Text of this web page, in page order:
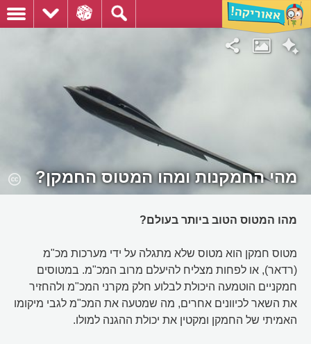
מהי החמקנות ומהו המטוס החמקן?
מהו המטוס הטוב ביותר בעולם?
מטוס חמקן הוא מטוס שלא מתגלה על ידי מערכות מכ"מ
(רדאר), או לפחות מצליח להיעלם מרוב המכ"מ. במטוסים
חמקניים הוטמעה היכולת לבלוע חלק מקרני המכ"מ ולהחזיר
את השאר לכיוונים אחרים, מה שמטעה את המכ"מ לגבי מיקומו
האמיתי של החמקן ומקטין את יכולת ההגנה למולו.